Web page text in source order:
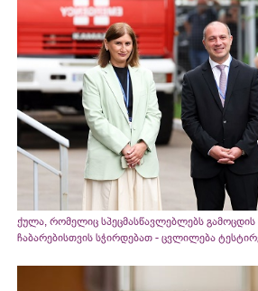
ქულა, რომელიც სპეცმასწავლებლებს გამოცდის
ჩაბარებისთვის სჭირდებათ - ცვლილება